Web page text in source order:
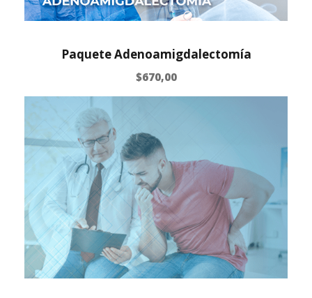
Paquete Adenoamigdalectomía
$670,00